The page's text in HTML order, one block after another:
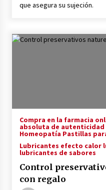
que asegura su sujeción.
Compra en la farmacia
absoluta de autenticidad
Homeopatía Pastillas
Lubricantes efecto calor
lubricantes de sabores
Control
con regalo